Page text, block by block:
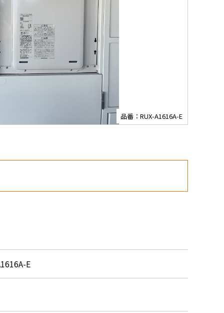
品番：RUX-A1616A-E
E